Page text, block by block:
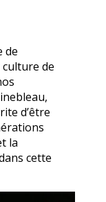
de
de
d’être
la
cette